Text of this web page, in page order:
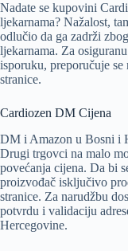
Nadate se kupovini
ljekarnama? Nažalost,
odlučio da ga zadrži
ljekarnama. Za
isporuku, preporučuje se
stranice.
Cardiozen DM Cijena
DM i Amazon u Bosni i
Drugi trgovci na malo
povećanja cijena. Da bi
proizvođač isključivo
stranice. Za narudžbu
potvrdu i validaciju
Hercegovine.